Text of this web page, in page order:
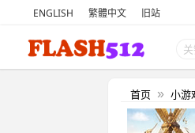
ENGLISH 繁體中文 旧站
首页 » 小游